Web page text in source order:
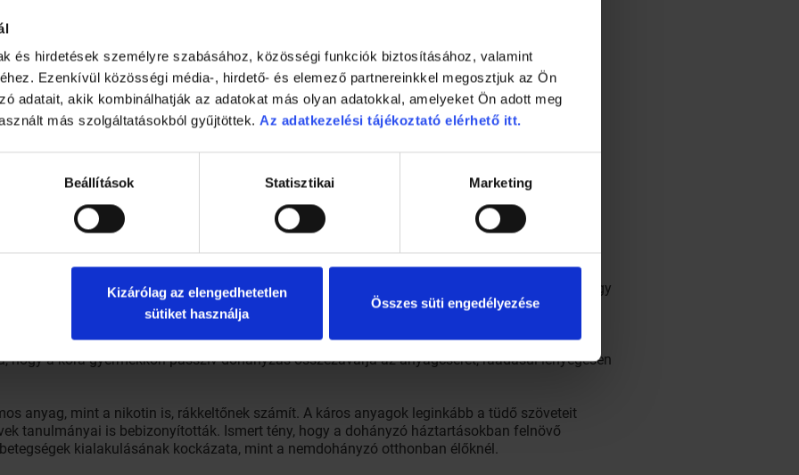
és hirdetések személyre szabásához, közösségi funkciók biztosításához, valamint
Ezenkívül közösségi média-, hirdető- és elemező partnereinkkel megosztjuk az Ön
adatait, akik kombinálhatják az adatokat más olyan adatokkal, amelyeket Ön adott meg
más szolgáltatásokból gyűjtöttek. Az adatkezelési tájékoztató elérhető itt.
Beállítások Statisztikai Marketing
Kizárólag az elengedhetetlen
sütiket használja
Összes süti engedélyezése
ki kanadai kutatók a Quebec Longitudinal Study of Child Development című tanulmány
a szülők dohányzása hatással van a gyerek későbbi testsúlyára: nikotinfüggő szülők
van arra, hogy tízévesen túlsúlyos legyen.
szervrendszereik még fejletlenek, kilogrammonként jóval több oxigénre van szükségük, mint egy
mértékű légcserét (ventillációt) igényel" - fejtette ki Linda Pagani, a kutatásban résztvevő
hogy a kora gyermekkori passzív dohányzás összezavarja az anyagcserét, ráadásul lényegesen
anyag, mint a nikotin is, rákkeltőnek számít. A káros anyagok leginkább a tüdő szöveteit
tanulmányai is bebizonyították. Ismert tény, hogy a dohányzó háztartásokban felnövő
kialakulásának kockázata, mint a nemdohányzó otthonban élőknél.